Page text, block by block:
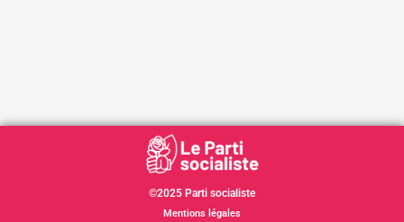
©2025 Parti socialiste
Mentions légales